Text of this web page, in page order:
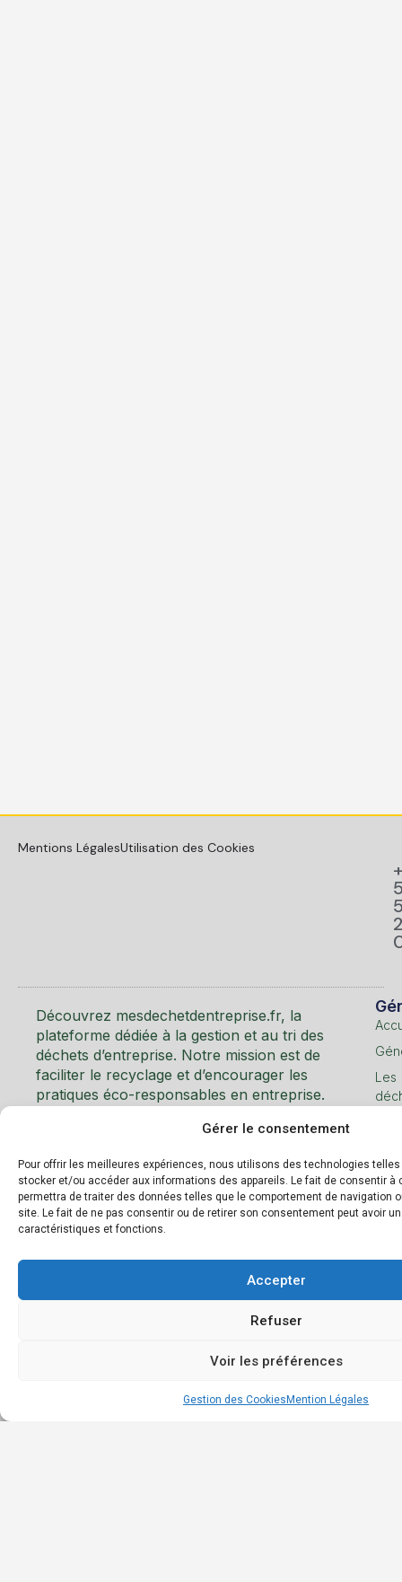
Gérer le consentement
Pour offrir les meilleures expériences, nous utilisons des technologies
stocker et/ou accéder aux informations des appareils. Le fait de consentir à
permettra de traiter des données telles que le comportement de navigation
site. Le fait de ne pas consentir ou de retirer son consentement peut avoir
caractéristiques et fonctions.
Accepter
Refuser
Voir les préférences
Gestion des Cookies Mention Légales
Mentions LégalesUtilisation des Cookies
Découvrez mesdechetdentreprise.fr, la
plateforme dédiée à la gestion et au tri des
déchets d’entreprise. Notre mission est de
faciliter le recyclage et d’encourager les
pratiques éco-responsables en entreprise.
Les
à